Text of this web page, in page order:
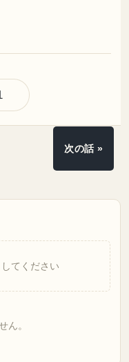
次の話 »
してください
ん。